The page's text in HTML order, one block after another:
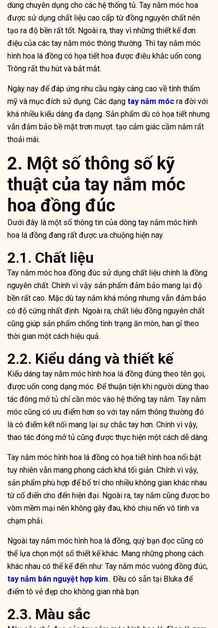
dùng chuyên dụng cho các hệ thống tủ. Tay nắm móc hoa
được sử dụng chất liệu cao cấp từ đồng nguyên chất nên
tạo ra độ bền rất tốt. Ngoài ra, thay vì những thiết kế đơn
điệu của các tay nắm móc thông thường. Thì tay nắm móc
hình hoa lá đồng có họa tiết hoa được điêu khắc uốn cong.
Trông rất thu hút và bắt mắt.
Ngày nay để đáp ứng nhu cầu ngày càng cao về tính thẩm
mỹ và mục đích sử dụng. Các dạng tay nắm móc ra đời với
khá nhiều kiểu dáng đa dạng. Sản phẩm dù có họa tiết nhưng
vẫn đảm bảo bề mặt trơn mượt. tạo cảm giác cầm nắm rất
thoải mái.
2. Một số thông số kỹ
thuật của tay nắm móc
hoa đồng đúc
Dưới đây là một số thông tin của dòng tay nắm móc hình
hoa lá đồng đang rất được ưa chuộng hiện nay.
2.1. Chất liệu
Tay nắm móc hoa đồng đúc sử dụng chất liệu chính là đồng
nguyên chất. Chính vì vậy sản phẩm đảm bảo mang lại độ
bền rất cao. Mặc dù tay nắm khá mỏng nhưng vẫn đảm bảo
có độ cứng nhất định. Ngoài ra, chất liệu đồng nguyên chất
cũng giúp sản phẩm chống tình trạng ăn mòn, han gỉ theo
thời gian một cách hiệu quả.
2.2. Kiểu dáng và thiết kế
Kiểu dáng tay nắm móc hình hoa lá đồng đúng theo tên gọi,
được uốn cong dạng móc. Để thuận tiện khi người dùng thao
tác đóng mở tủ chỉ cần móc vào hệ thống tay nắm. Tay nắm
móc cũng có ưu điểm hơn so với tay nắm thông thường đó
là có điểm kết nối mang lại sự chắc tay hơn. Chính vì vậy,
thao tác đóng mở tủ cũng được thực hiện một cách dễ dàng.
Tay nắm móc hình hoa lá đồng có họa tiết hình hoa nổi bật
tuy nhiên vẫn mang phong cách khá tối giản. Chính vì vậy,
sản phẩm phù hợp để bố trí cho nhiều không gian khác nhau
từ cổ điển cho đến hiện đại. Ngoài ra, tay nắm cũng được bo
vòm mềm mại nên không gây đau, khó chịu nến vô tình va
chạm phải.
Ngoài tay nắm móc hình hoa lá đồng, quý bạn đọc cũng có
thể lựa chọn một số thiết kế khác. Mang những phong cách
khác nhau có thể kể đến như: Tay nắm móc vuông đồng đúc,
tay nắm bán nguyệt hợp kim.. Đều có sẵn tại Bluka để
điểm tô vẻ đẹp cho không gian nhà bạn.
2.3. Màu sắc